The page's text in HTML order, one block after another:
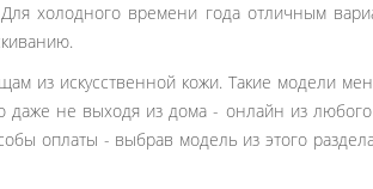
холодного времени года отличным
из искусственной кожи. Такие модели
не выходя из дома - онлайн из
оплаты - выбрав модель из этого